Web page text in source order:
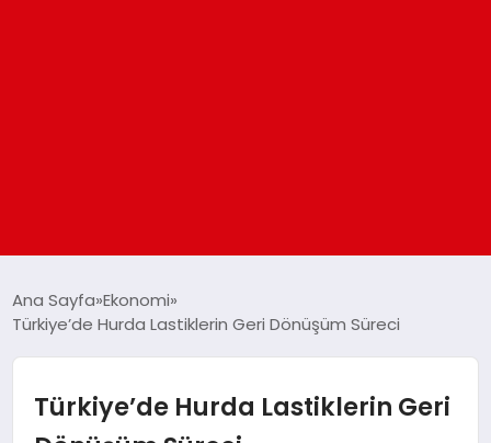
DÜNYA
Ana Sayfa Ekonomi
Türkiye’de Hurda Lastiklerin Geri Dönüşüm Süreci
Türkiye’de Hurda Lastiklerin Geri